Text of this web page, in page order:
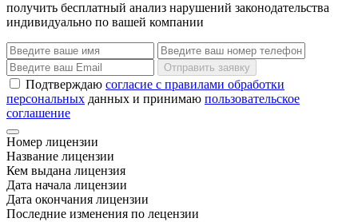
получить бесплатный анализ нарушений законодательства
индивидуально по вашей компании
Отправить заявку
Подтверждаю согласие с правилами обработки
персональных данных и принимаю пользовательское
соглашение
Номер лицензии
Название лицензии
Кем выдана лицензия
Дата начала лицензии
Дата окончания лицензии
Последние изменения по лецензии